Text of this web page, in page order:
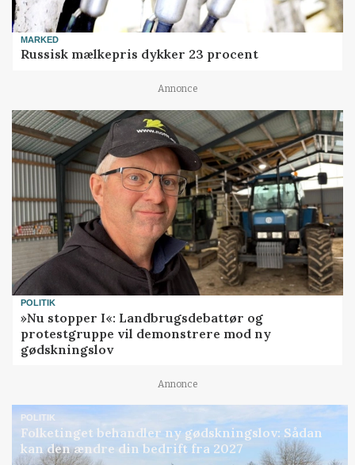
MARKED
Russisk mælkepris dykker 23 procent
Annonce
POLITIK
»Nu stopper I«: Landbrugsdebattør og
protestgruppe vil demonstrere mod ny
gødskningslov
Annonce
POLITIK
Folketinget behandler ny gødskningslov: Sådan
kan den ændre din bedrift fra 2027